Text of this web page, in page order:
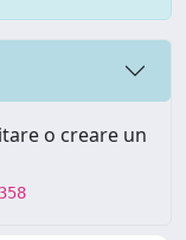
o creare un